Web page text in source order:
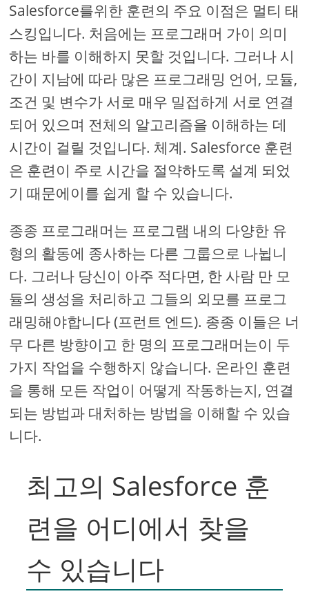
Salesforce를위한 훈련의 주요 이점은 멀티 태
스킹입니다. 처음에는 프로그래머 가이 의미
하는 바를 이해하지 못할 것입니다. 그러나 시
간이 지남에 따라 많은 프로그래밍 언어, 모듈,
조건 및 변수가 서로 매우 밀접하게 서로 연결
되어 있으며 전체의 알고리즘을 이해하는 데
시간이 걸릴 것입니다. 체계. Salesforce 훈련
은 훈련이 주로 시간을 절약하도록 설계 되었
기 때문에이를 쉽게 할 수 있습니다.
종종 프로그래머는 프로그램 내의 다양한 유
형의 활동에 종사하는 다른 그룹으로 나뉩니
다. 그러나 당신이 아주 적다면, 한 사람 만 모
듈의 생성을 처리하고 그들의 외모를 프로그
래밍해야합니다 (프런트 엔드). 종종 이들은 너
무 다른 방향이고 한 명의 프로그래머는이 두
가지 작업을 수행하지 않습니다. 온라인 훈련
을 통해 모든 작업이 어떻게 작동하는지, 연결
되는 방법과 대처하는 방법을 이해할 수 있습
니다.
최고의 Salesforce 훈
련을 어디에서 찾을
수 있습니다